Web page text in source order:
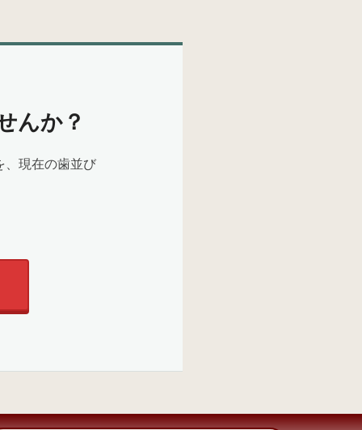
んか？
、現在の歯並び